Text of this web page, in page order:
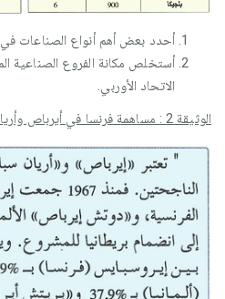
أحدد بعض أهم أنواع الصناعات في
أستخلص مكانة الفروع الصناعية
الاتحاد الأوربي.
الوثيقة 2 : مساهمة فرنسا في أيرباص وأريان